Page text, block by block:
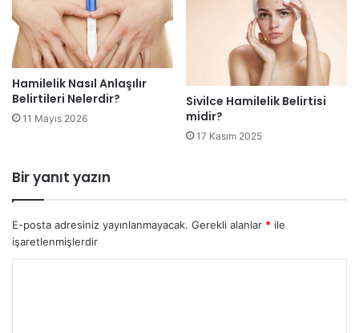
Hamilelik Nasıl Anlaşılır
Belirtileri Nelerdir?
11 Mayıs 2026
Sivilce Hamilelik Belirtisi
midir?
17 Kasım 2025
Bir yanıt yazın
E-posta adresiniz yayınlanmayacak. Gerekli alanlar * ile
işaretlenmişlerdir